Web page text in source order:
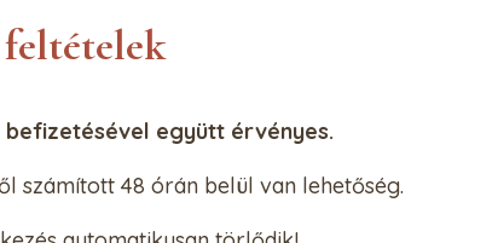
feltételek
együtt érvényes.
számított 48 órán belül van lehetőség.